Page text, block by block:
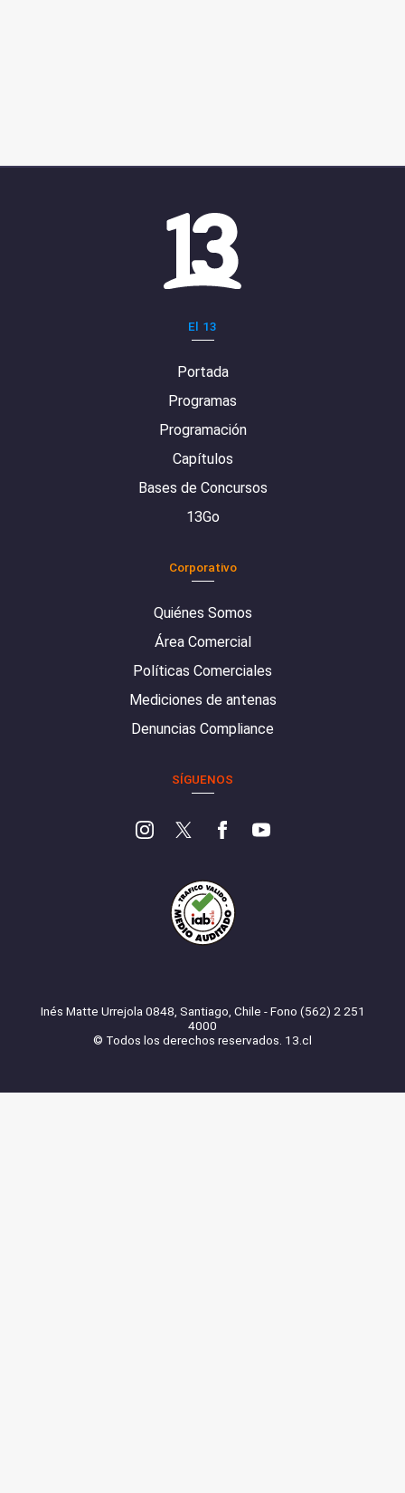
El 13
Portada
Programas
Programación
Capítulos
Bases de Concursos
13Go
Corporativo
Quiénes Somos
Área Comercial
Políticas Comerciales
Mediciones de antenas
Denuncias Compliance
SÍGUENOS
Inés Matte Urrejola 0848, Santiago, Chile - Fono (562) 2 251
4000
© Todos los derechos reservados. 13.cl